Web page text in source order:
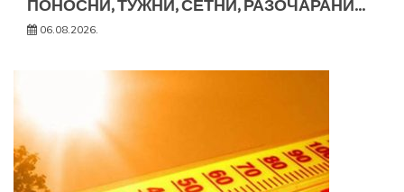
ПОНОСНИ, ТУЖНИ, СЕТНИ, РАЗОЧАРАНИ…
06.08.2026.